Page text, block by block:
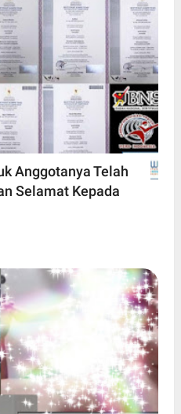
Anggotanya Telah
Selamat Kepada